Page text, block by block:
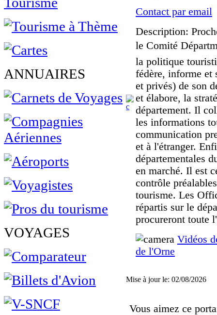
ANNUAIRES
VOYAGES
Contact par email
Description:
le Comité
la politique
fédère, informe et
et privés) de son
et élabore, la
département. Il
les informations
communication
et à l'étranger.
départementales
en marché. Il est
contrôle
tourisme. Les
répartis sur le
procureront toute
Vidéos
de l'Orne
Mise à jour le: 02/08/2026
Vous aimez ce